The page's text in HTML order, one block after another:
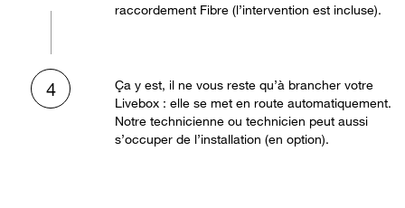
raccordement Fibre (l’intervention est incluse).
4
Ça y est, il ne vous reste qu’à brancher votre
Livebox : elle se met en route automatiquement.
Notre technicienne ou technicien peut aussi
s’occuper de l’installation (en option).